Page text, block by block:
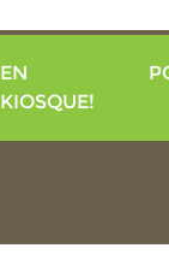
EN
KIOSQUE!